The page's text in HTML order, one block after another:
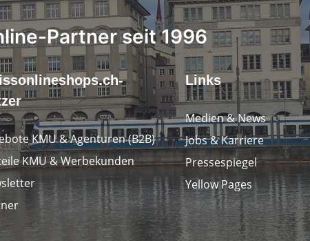
Partner seit 1996
KMU & Agenturen (B2B)
KMU & Werbekunden
Links
Medien & News
Jobs & Karriere
Pressespiegel
Yellow Pages